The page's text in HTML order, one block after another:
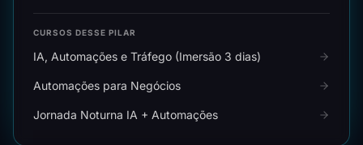
CURSOS DESSE PILAR
IA, Automações e Tráfego (Imersão 3 dias)
Automações para Negócios
Jornada Noturna IA + Automações